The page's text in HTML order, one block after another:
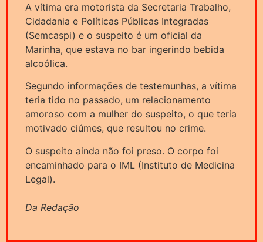
A vítima era motorista da Secretaria Trabalho,
Cidadania e Políticas Públicas Integradas
(Semcaspi) e o suspeito é um oficial da
Marinha, que estava no bar ingerindo bebida
alcoólica.
Segundo informações de testemunhas, a vítima
teria tido no passado, um relacionamento
amoroso com a mulher do suspeito, o que teria
motivado ciúmes, que resultou no crime.
O suspeito ainda não foi preso. O corpo foi
encaminhado para o IML (Instituto de Medicina
Legal).
Da Redação